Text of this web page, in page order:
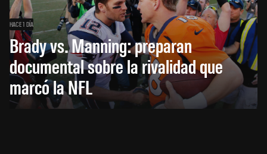
HACE 1 DÍA
Brady vs. Manning: preparan
documental sobre la rivalidad que
marcó la NFL